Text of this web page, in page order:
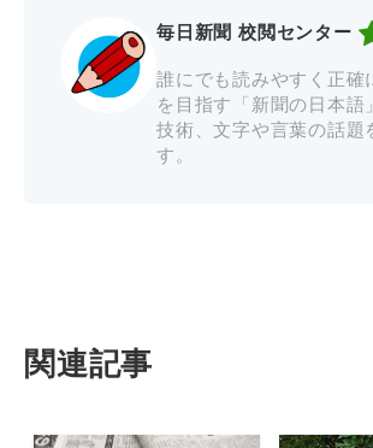
毎日新聞 校閲センター
誰にでも読みやすく正確
を目指す「新聞の日本語
技術、文字や言葉の話題
す。
関連記事